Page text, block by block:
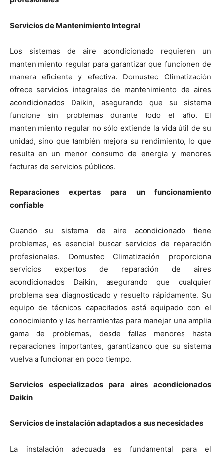
Servicios de Mantenimiento Integral
Los sistemas de aire acondicionado requieren un
mantenimiento regular para garantizar que funcionen de
manera eficiente y efectiva. Domustec Climatización
ofrece servicios integrales de mantenimiento de aires
acondicionados Daikin, asegurando que su sistema
funcione sin problemas durante todo el año. El
mantenimiento regular no sólo extiende la vida útil de su
unidad, sino que también mejora su rendimiento, lo que
resulta en un menor consumo de energía y menores
facturas de servicios públicos.
Reparaciones expertas para un funcionamiento
confiable
Cuando su sistema de aire acondicionado tiene
problemas, es esencial buscar servicios de reparación
profesionales. Domustec Climatización proporciona
servicios expertos de reparación de aires
acondicionados Daikin, asegurando que cualquier
problema sea diagnosticado y resuelto rápidamente. Su
equipo de técnicos capacitados está equipado con el
conocimiento y las herramientas para manejar una amplia
gama de problemas, desde fallas menores hasta
reparaciones importantes, garantizando que su sistema
vuelva a funcionar en poco tiempo.
Servicios especializados para aires acondicionados
Daikin
Servicios de instalación adaptados a sus necesidades
La instalación adecuada es fundamental para el